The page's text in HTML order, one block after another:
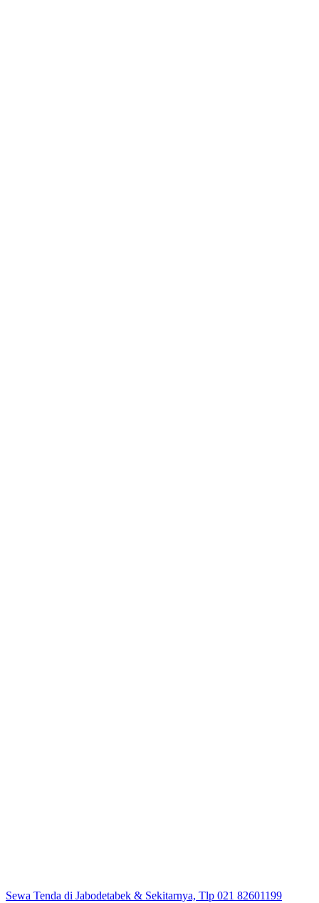
Sewa Tenda di Jabodetabek & Sekitarnya, Tlp 021 82601199